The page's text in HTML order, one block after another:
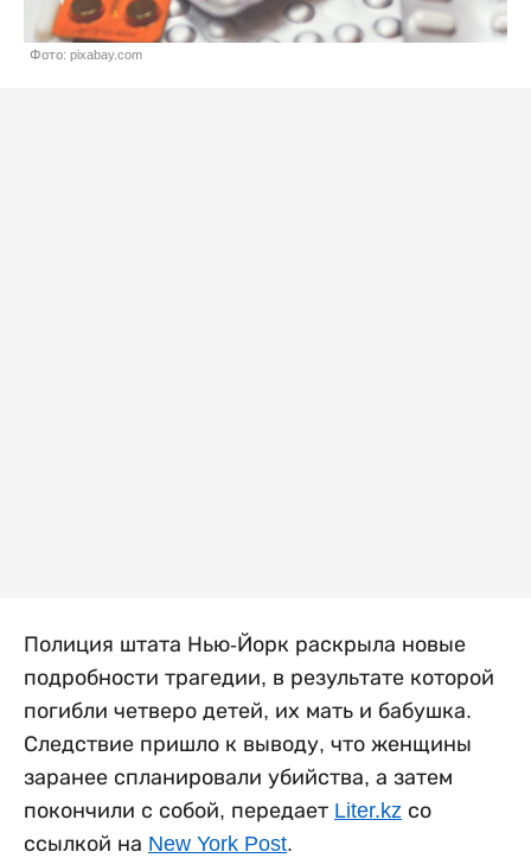
Фото: pixabay.com
Полиция штата Нью-Йорк раскрыла новые
подробности трагедии, в результате которой
погибли четверо детей, их мать и бабушка.
Следствие пришло к выводу, что женщины
заранее спланировали убийства, а затем
покончили с собой, передает Liter.kz со
ссылкой на New York Post.